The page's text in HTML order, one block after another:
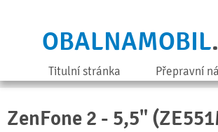
OBALNAMOBIL
Titulní stránka Přepravní
ZenFone 2 - 5,5"